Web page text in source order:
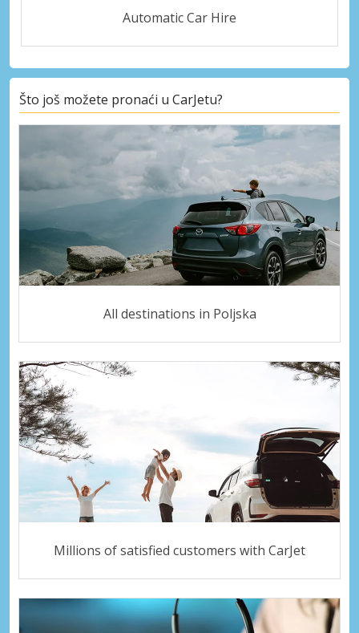
Automatic Car Hire
Što još možete pronaći u CarJetu?
All destinations in Poljska
Millions of satisfied customers with CarJet